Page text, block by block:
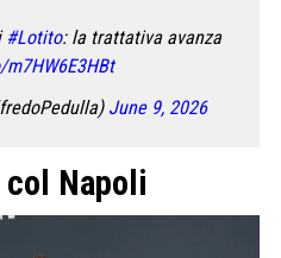
#Lotito: la trattativa avanza
June 9, 2026
Napoli